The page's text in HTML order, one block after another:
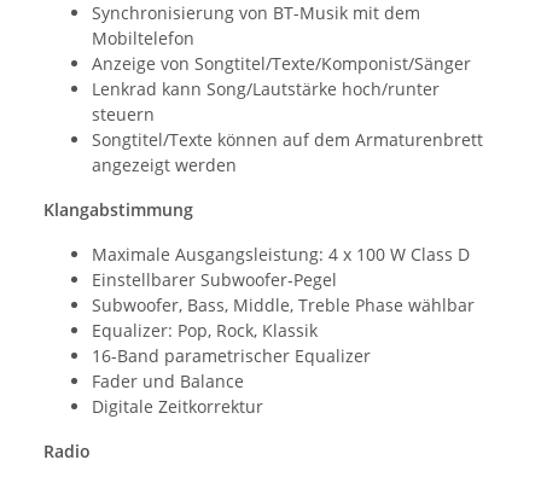
Synchronisierung von BT-Musik mit dem
Mobiltelefon
Anzeige von Songtitel/Texte/Komponist/Sänger
Lenkrad kann Song/Lautstärke hoch/runter
steuern
Songtitel/Texte können auf dem Armaturenbrett
angezeigt werden
Klangabstimmung
Maximale Ausgangsleistung: 4 x 100 W Class D
Einstellbarer Subwoofer-Pegel
Subwoofer, Bass, Middle, Treble Phase wählbar
Equalizer: Pop, Rock, Klassik
16-Band parametrischer Equalizer
Fader und Balance
Digitale Zeitkorrektur
Radio